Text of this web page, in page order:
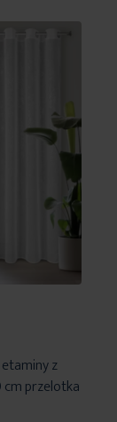
z
przelotka